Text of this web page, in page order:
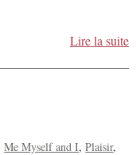
Lire la suite
Me Myself and I Plaisir